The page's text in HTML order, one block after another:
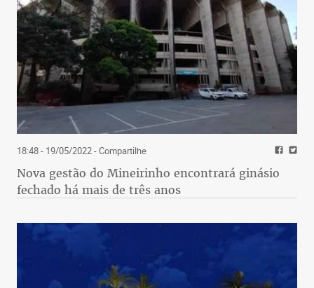
18:48 - 19/05/2022- Compartilhe
Nova gestão do Mineirinho encontrará ginásio
fechado há mais de três anos